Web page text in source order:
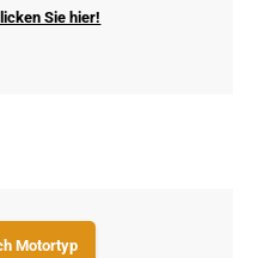
Sie hier!
Motortyp